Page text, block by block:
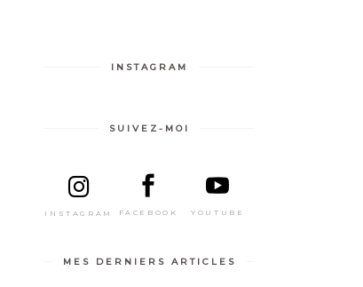
INSTAGRAM
SUIVEZ-MOI
INSTAGRAM FACEBOOK YOUTUBE
MES DERNIERS ARTICLES